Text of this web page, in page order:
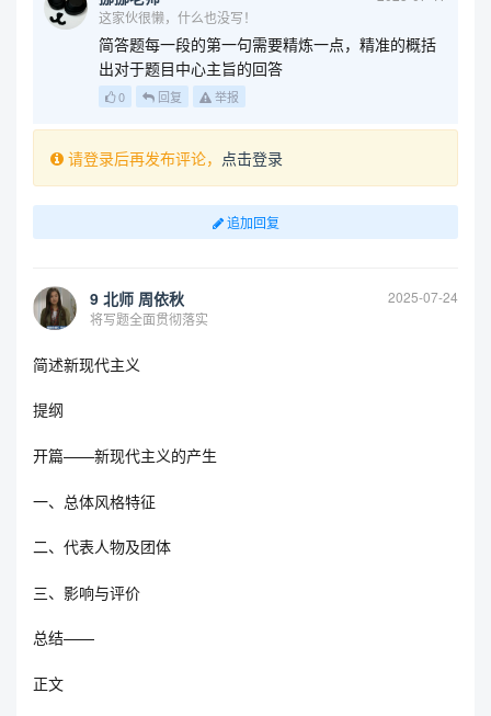
这家伙很懒，什么也没写！
简答题每一段的第一句需要精炼一点，精准的概括
出对于题目中心主旨的回答
0 回复 举报
请登录后再发布评论， 点击登录
追加回复
9 北师 周依秋
2025-07-24
将写题全面贯彻落实
简述新现代主义
提纲
开篇——新现代主义的产生
一、总体风格特征
二、代表人物及团体
三、影响与评价
总结——
正文